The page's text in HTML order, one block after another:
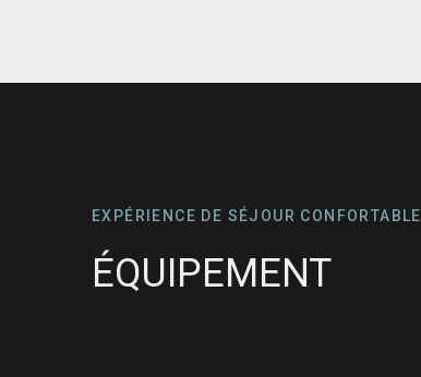
EXPÉRIENCE DE SÉJOUR CONFORTABLE
ÉQUIPEMENT